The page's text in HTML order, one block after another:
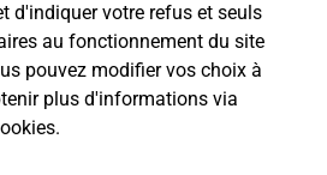
d'indiquer votre refus et seuls
au fonctionnement du site
pouvez modifier vos choix à
plus d'informations via
.
lettres Lot Lamothe Cassel